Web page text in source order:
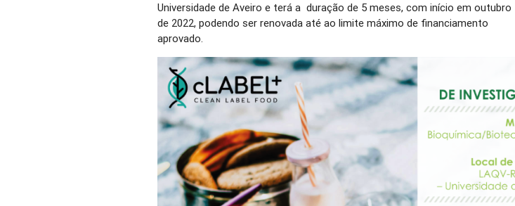
Universidade de Aveiro e terá a duração de 5 meses, com início em outubro
de 2022, podendo ser renovada até ao limite máximo de financiamento
aprovado.